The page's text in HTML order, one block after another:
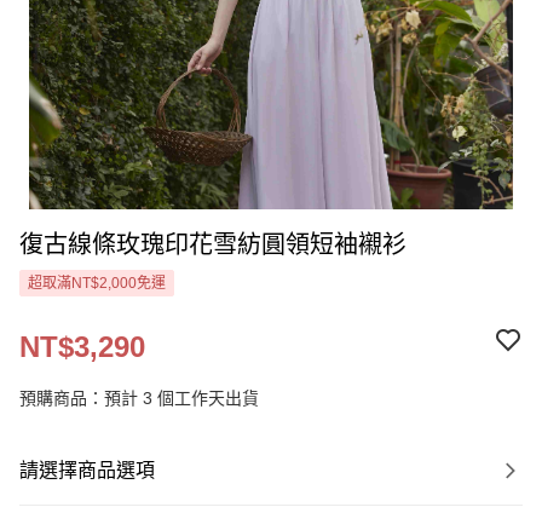
復古線條玫瑰印花雪紡圓領短袖襯衫
超取滿NT$2,000免運
NT$3,290
預購商品：預計 3 個工作天出貨
請選擇商品選項